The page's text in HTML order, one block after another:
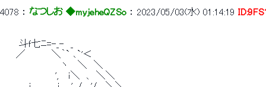
4078 ： なつしお ◆myjeheQZSo ： 2023/05/03(水) 01:14:19
斗ｆ七ﾆ=-_-　_
／　　　　＼｀` ､`'＜
ヽ　 ＼　＼
',　 ｉ＼　、 ＼＼